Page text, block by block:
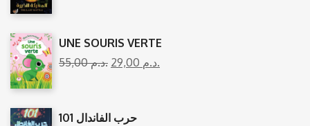
UNE SOURIS VERTE
55,00
د.م. 29,00 د.م.
101 حرب الفاندال